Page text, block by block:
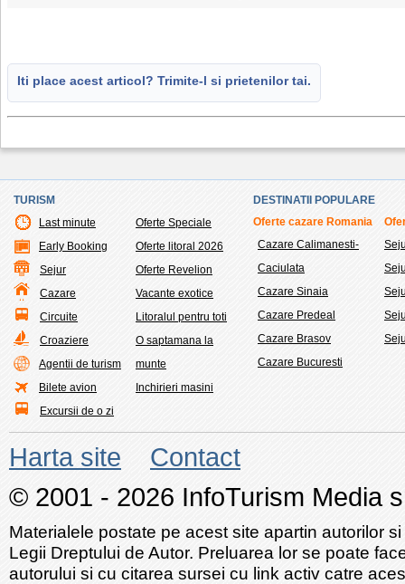
Iti place acest articol? Trimite-l si prietenilor tai.
TURISM
Last minute
Early Booking
Sejur
Cazare
Circuite
Croaziere
Agentii de turism
Bilete avion
Excursii de o zi
Oferte Speciale
Oferte litoral 2026
Oferte Revelion
Vacante exotice
Litoralul pentru toti
O saptamana la
munte
Inchirieri masini
DESTINATII POPULARE
Oferte cazare Romania
Cazare Calimanesti-
Caciulata
Cazare Sinaia
Cazare Predeal
Cazare Brasov
Cazare Bucuresti
Harta site
Contact
© 2001 - 2026 InfoTurism Media
Materialele postate pe acest site apartin autorilor
Legii Dreptului de Autor. Preluarea lor se poate
autorului si cu citarea sursei cu link activ catre